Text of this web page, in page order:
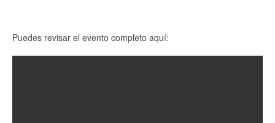
Puedes revisar el evento completo aquí: